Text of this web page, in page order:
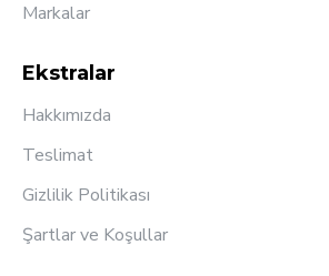
Markalar
Ekstralar
Hakkımızda
Teslimat
Gizlilik Politikası
Şartlar ve Koşullar